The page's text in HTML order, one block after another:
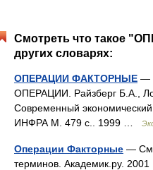
Смотреть что такое
других словарях:
ОПЕРАЦИИ ФАКТОРНЫЕ —
ОПЕРАЦИИ. Райзберг Б.А.,
Современный
ИНФРА М. 479 с.. 1999 …
Операции Факторные — См.
терминов. Академик.ру.